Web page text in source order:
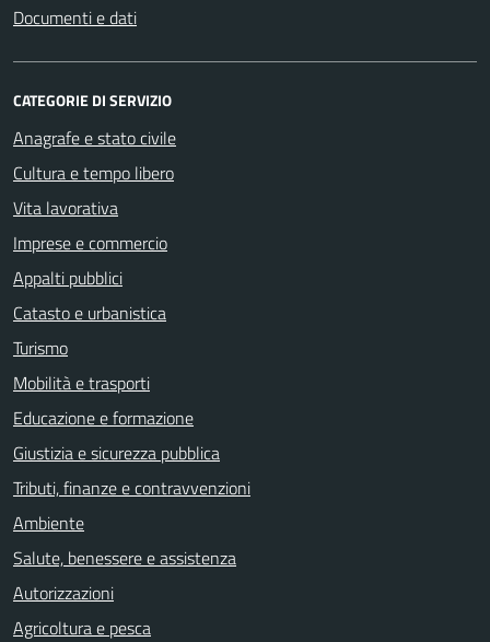
Documenti e dati
CATEGORIE DI SERVIZIO
Anagrafe e stato civile
Cultura e tempo libero
Vita lavorativa
Imprese e commercio
Appalti pubblici
Catasto e urbanistica
Turismo
Mobilità e trasporti
Educazione e formazione
Giustizia e sicurezza pubblica
Tributi, finanze e contravvenzioni
Ambiente
Salute, benessere e assistenza
Autorizzazioni
Agricoltura e pesca